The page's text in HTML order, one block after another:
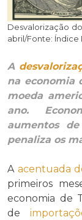
Desvalorização
abril/Fonte: Índice
A
na economia
moeda
ano.
aumentos
penaliza os
A acentuada
primeiros
economia de
de